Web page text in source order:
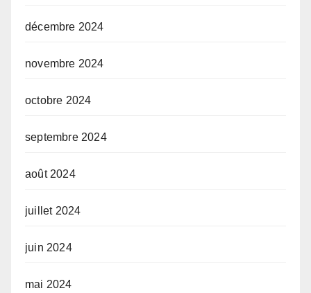
décembre 2024
novembre 2024
octobre 2024
septembre 2024
août 2024
juillet 2024
juin 2024
mai 2024